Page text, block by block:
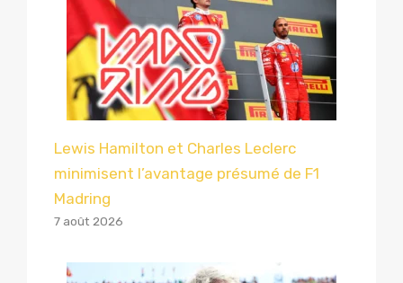
Lewis Hamilton et Charles Leclerc
minimisent l’avantage présumé de F1
Madring
7 août 2026